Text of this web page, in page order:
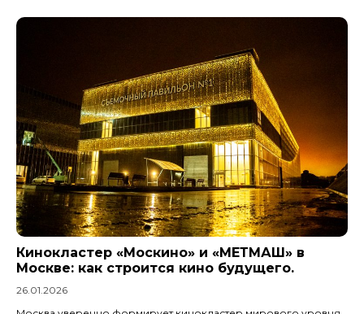
Кинокластер «Москино» и «МЕТМАШ» в
Москве: как строится кино будущего.
26.01.2026